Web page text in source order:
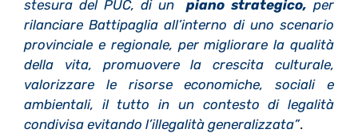
stesura del PUC, di unpiano strategico, per
rilanciare Battipaglia all’interno di uno scenario
provinciale e regionale, per migliorare la qualità
della vita, promuovere la crescita culturale,
valorizzare le risorse economiche, sociali e
ambientali, il tutto in un contesto di legalità
condivisa evitando l’illegalità generalizzata”.